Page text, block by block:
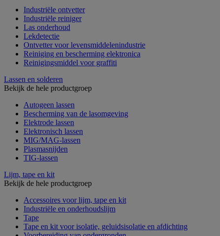
Industriële ontvetter
Industriële reiniger
Las onderhoud
Lekdetectie
Ontvetter voor levensmiddelenindustrie
Reiniging en bescherming elektronica
Reinigingsmiddel voor graffiti
Lassen en solderen
Bekijk de hele productgroep
Autogeen lassen
Bescherming van de lasomgeving
Elektrode lassen
Elektronisch lassen
MIG/MAG-lassen
Plasmasnijden
TIG-lassen
Lijm, tape en kit
Bekijk de hele productgroep
Accessoires voor lijm, tape en kit
Industriële en onderhoudslijm
Tape
Tape en kit voor isolatie, geluidsisolatie en afdichting